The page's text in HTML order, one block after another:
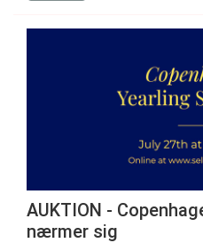
AUKTION -
nærmer sig